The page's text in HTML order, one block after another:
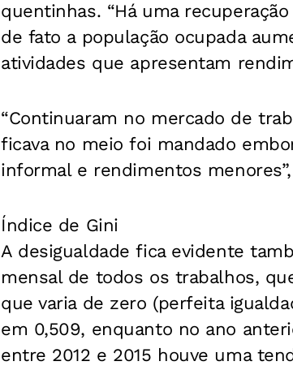
quentinhas. “Há uma
de fato a população ocupada
atividades que apresentam
“Continuaram no mercado de
ficava no meio foi mandado
informal e rendimentos
Índice de Gini
A desigualdade fica evidente
mensal de todos os trabalhos,
que varia de zero (perfeita
em 0,509, enquanto no ano
entre 2012 e 2015 houve uma